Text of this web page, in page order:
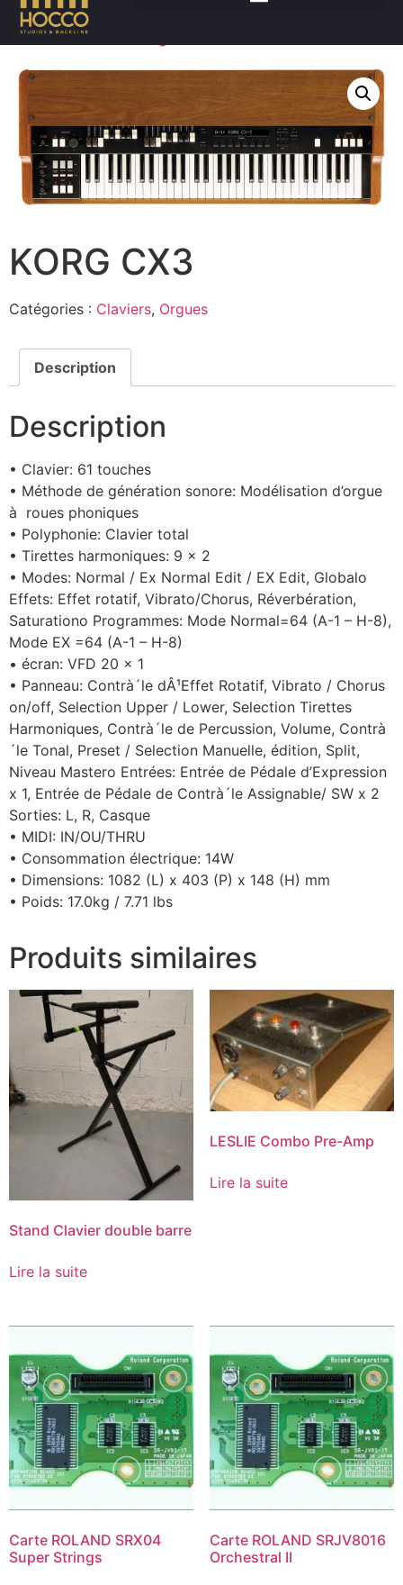
Accueil/Claviers
KORG CX3
Catégories : Claviers, Orgues
Description
Description
• Clavier: 61 touches
• Méthode de génération sonore: Modélisation d’orgue
à roues phoniques
• Polyphonie: Clavier total
• Tirettes harmoniques: 9 x 2
• Modes: Normal / Ex Normal Edit / EX Edit, Globalo
Effets: Effet rotatif, Vibrato/Chorus, Réverbération,
Saturationo Programmes: Mode Normal=64 (A-1 – H-8),
Mode EX =64 (A-1 – H-8)
• écran: VFD 20 x 1
• Panneau: Contrà´le dÂ¹Effet Rotatif, Vibrato / Chorus
on/off, Selection Upper / Lower, Selection Tirettes
Harmoniques, Contrà´le de Percussion, Volume, Contrà
´le Tonal, Preset / Selection Manuelle, édition, Split,
Niveau Mastero Entrées: Entrée de Pédale d’Expression
x 1, Entrée de Pédale de Contrà´le Assignable/ SW x 2
Sorties: L, R, Casque
• MIDI: IN/OU/THRU
• Consommation électrique: 14W
• Dimensions: 1082 (L) x 403 (P) x 148 (H) mm
• Poids: 17.0kg / 7.71 lbs
Produits similaires
Stand Clavier double barre
Lire la suite
LESLIE Combo Pre-Amp
Lire la suite
Carte ROLAND SRX04
Super Strings
Carte ROLAND SRJV8016
Orchestral II